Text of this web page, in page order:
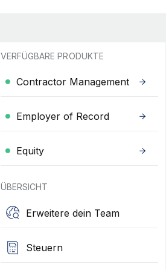
VERFÜGBARE PRODUKTE
Contractor Management
Employer of Record
Equity
ÜBERSICHT
Erweitere dein Team
Steuern